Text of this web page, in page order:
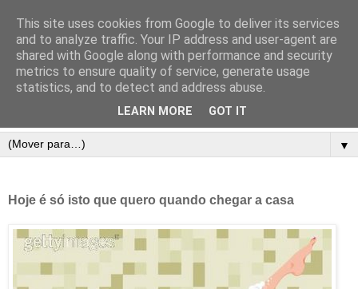
▼
Hoje é só isto que quero quando chegar a casa
This site uses cookies from Google to deliver its services
and to analyze traffic. Your IP address and user-agent are
shared with Google along with performance and security
metrics to ensure quality of service, generate usage
statistics, and to detect and address abuse.
LEARN MORE GOT IT